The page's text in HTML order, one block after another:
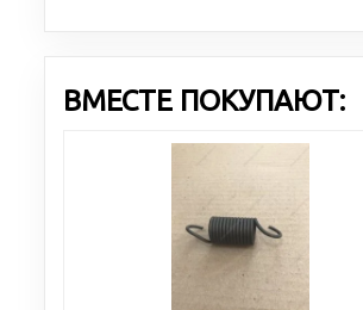
ВМЕСТЕ ПОКУПАЮТ: